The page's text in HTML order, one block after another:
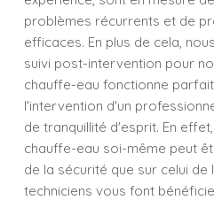
problèmes récurrents et de
efficaces. En plus de cela,
suivi post-intervention pour
chauffe-eau fonctionne
l'intervention d'un
de tranquillité d'esprit. En
chauffe-eau soi-même peut
de la sécurité que sur celui de
techniciens vous font